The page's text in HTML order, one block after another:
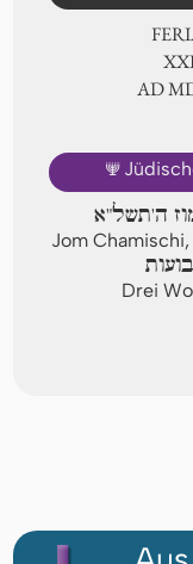
AD
🕎
ה'תשל"א
Jom
Drei